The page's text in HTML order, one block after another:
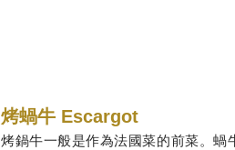
烤蝸牛 Escargot
烤鍋牛一般是作為法國菜的前菜。蝸